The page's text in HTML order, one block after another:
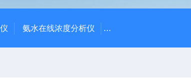
氨水在线浓度分析仪 化学毒剂检测报警仪